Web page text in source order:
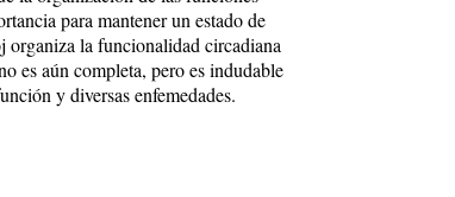
para mantener un estado de
la funcionalidad circadiana
es aún completa, pero es indudable
y diversas enfemedades.